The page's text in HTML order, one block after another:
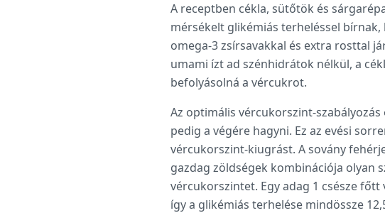
A receptben cékla, sütőtök és
mérsékelt glikémiás terheléssel
omega-3 zsírsavakkal és extra rosttal
umami ízt ad szénhidrátok nélkül, a
befolyásolná a vércukrot.
Az optimális vércukorszint-
pedig a végére hagyni. Ez az evési
vércukorszint-kiugrást. A sovány
gazdag zöldségek kombinációja olyan
vércukorszintet. Egy adag 1 csésze
így a glikémiás terhelése mindössze